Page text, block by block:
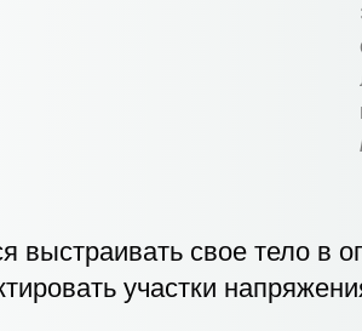
выстраивать свое тело в
участки